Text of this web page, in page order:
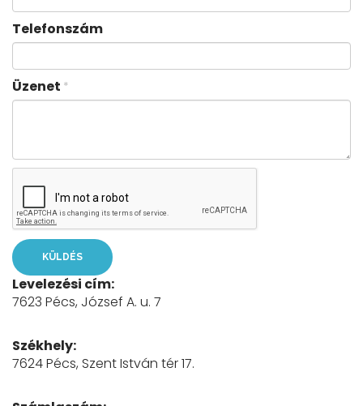
Telefonszám
Üzenet *
KÜLDÉS
Levelezési cím:
7623 Pécs, József A. u. 7
Székhely:
7624 Pécs, Szent István tér 17.